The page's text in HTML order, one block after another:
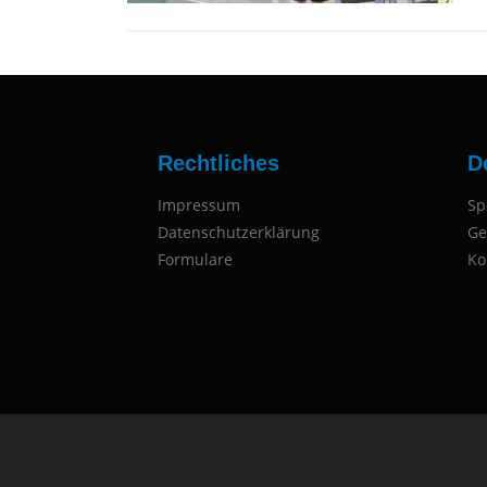
Rechtliches
Impressum
Datenschutzerklärung
Formulare